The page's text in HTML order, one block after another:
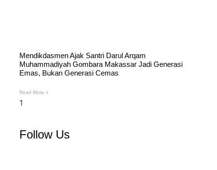
Mendikdasmen Ajak Santri Darul Arqam
Muhammadiyah Gombara Makassar Jadi Generasi
Emas, Bukan Generasi Cemas
Read More »
Follow Us